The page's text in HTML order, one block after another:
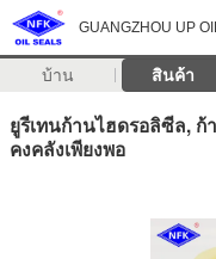
GUANGZHOU UP
บ้าน สินค้า
ยูรีเทนก้านไฮดรอลิซีล,
คงคลังเพียงพอ